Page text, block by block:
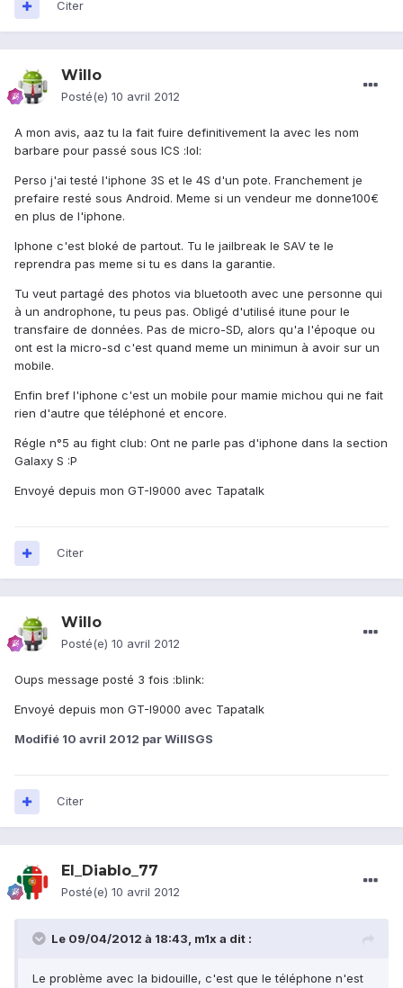
Citer
Willo
Posté(e) 10 avril 2012
A mon avis, aaz tu la fait fuire definitivement la avec les nom
barbare pour passé sous ICS :lol:
Perso j'ai testé l'iphone 3S et le 4S d'un pote. Franchement je
prefaire resté sous Android. Meme si un vendeur me donne100€
en plus de l'iphone.
Iphone c'est bloké de partout. Tu le jailbreak le SAV te le
reprendra pas meme si tu es dans la garantie.
Tu veut partagé des photos via bluetooth avec une personne qui
à un androphone, tu peus pas. Obligé d'utilisé itune pour le
transfaire de données. Pas de micro-SD, alors qu'a l'époque ou
ont est la micro-sd c'est quand meme un minimun à avoir sur un
mobile.
Enfin bref l'iphone c'est un mobile pour mamie michou qui ne fait
rien d'autre que téléphoné et encore.
Régle n°5 au fight club: Ont ne parle pas d'iphone dans la section
Galaxy S :P
Envoyé depuis mon GT-I9000 avec Tapatalk
Citer
Willo
Posté(e) 10 avril 2012
Oups message posté 3 fois :blink:
Envoyé depuis mon GT-I9000 avec Tapatalk
Modifié 10 avril 2012 par WillSGS
Citer
El_Diablo_77
Posté(e) 10 avril 2012
Le 09/04/2012 à 18:43, m1x a dit :
Le problème avec la bidouille, c'est que le téléphone n'est